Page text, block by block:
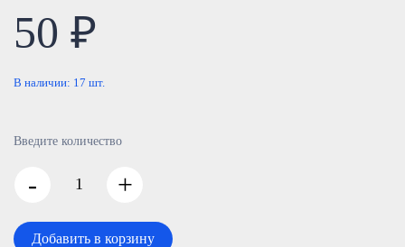
50 ₽
В наличии: 17 шт.
Введите количество
- +
Добавить в корзину